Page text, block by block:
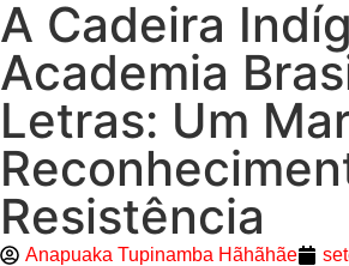
A Cadeira
Academia
Letras: Um
Resistência
Anapuaka Tupinamba Hãhãhãe